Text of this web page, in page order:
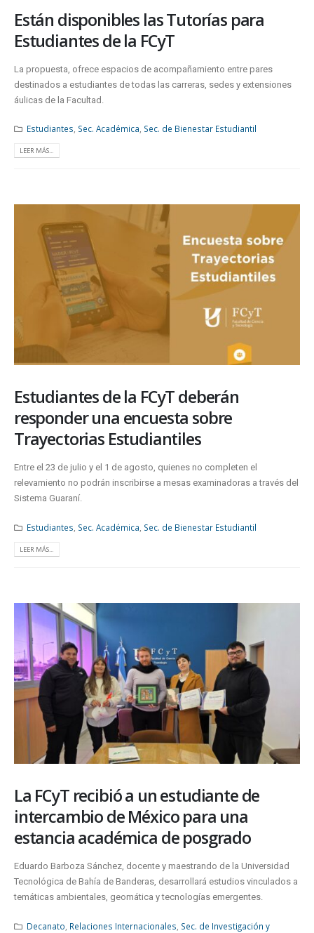
Están disponibles las Tutorías para
Estudiantes de la FCyT
La propuesta, ofrece espacios de acompañamiento entre pares
destinados a estudiantes de todas las carreras, sedes y extensiones
áulicas de la Facultad.
Estudiantes Sec. Académica Sec. de Bienestar Estudiantil
LEER MÁS...
Estudiantes de la FCyT deberán
responder una encuesta sobre
Trayectorias Estudiantiles
Entre el 23 de julio y el 1 de agosto, quienes no completen el
relevamiento no podrán inscribirse a mesas examinadoras a través del
Sistema Guaraní.
Estudiantes Sec. Académica Sec. de Bienestar Estudiantil
LEER MÁS...
La FCyT recibió a un estudiante de
intercambio de México para una
estancia académica de posgrado
Eduardo Barboza Sánchez, docente y maestrando de la Universidad
Tecnológica de Bahía de Banderas, desarrollará estudios vinculados a
temáticas ambientales, geomática y tecnologías emergentes.
Decanato Relaciones Internacionales Sec. de Investigación y